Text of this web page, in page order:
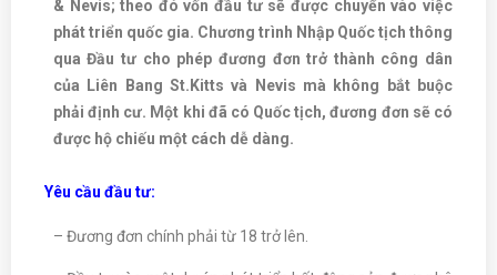
& Nevis; theo đó vốn đầu tư sẽ được chuyển vào việc
phát triển quốc gia. Chương trình Nhập Quốc tịch thông
qua Đầu tư cho phép đương đơn trở thành công dân
của Liên Bang St.Kitts và Nevis mà không bắt buộc
phải định cư. Một khi đã có Quốc tịch, đương đơn sẽ có
được hộ chiếu một cách dễ dàng.
Yêu cầu đầu tư:
– Đương đơn chính phải từ 18 trở lên.